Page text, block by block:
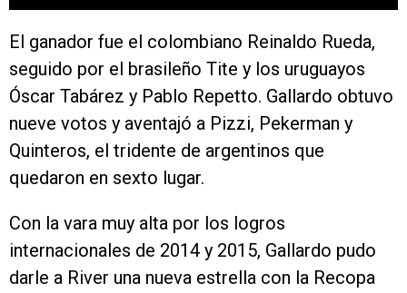
El ganador fue el colombiano Reinaldo Rueda,
seguido por el brasileño Tite y los uruguayos
Óscar Tabárez y Pablo Repetto. Gallardo obtuvo
nueve votos y aventajó a Pizzi, Pekerman y
Quinteros, el tridente de argentinos que
quedaron en sexto lugar.
Con la vara muy alta por los logros
internacionales de 2014 y 2015, Gallardo pudo
darle a River una nueva estrella con la Recopa